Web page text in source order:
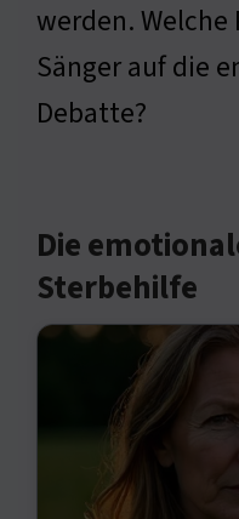
werden.
Sänger auf die
Debatte?
Die
Sterbehilfe